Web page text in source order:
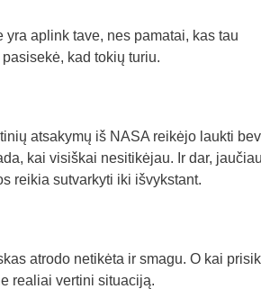
yra aplink tave, nes pamatai, kas tau
kad tokių turiu.
atsakymų iš NASA reikėjo laukti
kai visiškai nesitikėjau. Ir dar,
reikia sutvarkyti iki išvykstant.
atrodo netikėta ir smagu. O kai
realiai vertini situaciją.